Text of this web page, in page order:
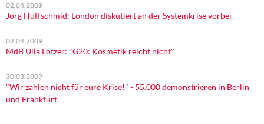
02.04.2009
Jörg Huffschmid: London diskutiert an der Systemkrise vorbei
02.04.2009
MdB Ulla Lötzer: "G20: Kosmetik reicht nicht"
30.03.2009
"Wir zahlen nicht für eure Krise!" - 55.000 demonstrieren in Berlin
und Frankfurt